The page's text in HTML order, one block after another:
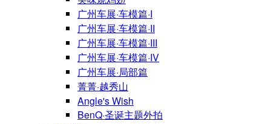
广州车展·车模篇·I
广州车展·车模篇·II
广州车展·车模篇·III
广州车展·车模篇·IV
广州车展·局部篇
菁菁·越秀山
Angle's Wish
BenQ·圣诞主题外拍